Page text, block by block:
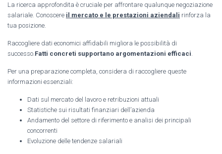
La ricerca approfondita è cruciale per affrontare qualunque negoziazione
salariale. Conoscere il mercato e le prestazioni aziendali rinforza la
tua posizione.
Raccogliere dati economici affidabili migliora le possibilità di
successo. Fatti concreti supportano argomentazioni efficaci
Per una preparazione completa, considera di raccogliere queste
informazioni essenziali:
Dati sul mercato del lavoro e retribuzioni attuali
Statistiche sui risultati finanziari dell’azienda
Andamento del settore di riferimento e analisi dei principali
concorrenti
Evoluzione delle tendenze salariali